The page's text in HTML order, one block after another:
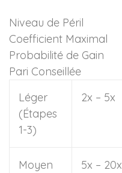
Niveau de Péril
Coefficient Maximal
Probabilité de Gain
Pari Conseillée
Léger
(Étapes
1-3)
2x – 5x
Moyen
5x – 20x